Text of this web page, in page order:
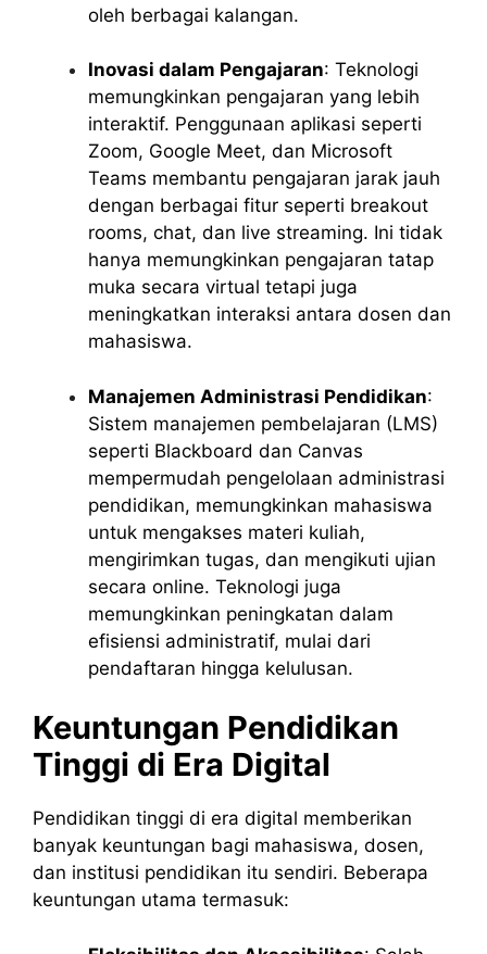
oleh berbagai kalangan.
Inovasi dalam Pengajaran: Teknologi
memungkinkan pengajaran yang lebih
interaktif. Penggunaan aplikasi seperti
Zoom, Google Meet, dan Microsoft
Teams membantu pengajaran jarak jauh
dengan berbagai fitur seperti breakout
rooms, chat, dan live streaming. Ini tidak
hanya memungkinkan pengajaran tatap
muka secara virtual tetapi juga
meningkatkan interaksi antara dosen dan
mahasiswa.
Manajemen Administrasi Pendidikan:
Sistem manajemen pembelajaran (LMS)
seperti Blackboard dan Canvas
mempermudah pengelolaan administrasi
pendidikan, memungkinkan mahasiswa
untuk mengakses materi kuliah,
mengirimkan tugas, dan mengikuti ujian
secara online. Teknologi juga
memungkinkan peningkatan dalam
efisiensi administratif, mulai dari
pendaftaran hingga kelulusan.
Keuntungan Pendidikan
Tinggi di Era Digital
Pendidikan tinggi di era digital memberikan
banyak keuntungan bagi mahasiswa, dosen,
dan institusi pendidikan itu sendiri. Beberapa
keuntungan utama termasuk: